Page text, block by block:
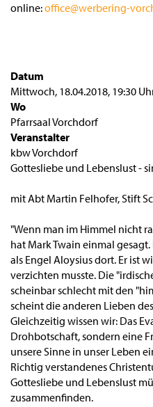
online:office@werbering-
Datum
Mittwoch, 18.04.2018, 19:30
Wo
Pfarrsaal Vorchdorf
Veranstalter
kbw Vorchdorf
Gottesliebe und Lebenslust -
mit Abt Martin Felhofer, Stift
"Wenn man im Himmel nicht
hat Mark Twain einmal
als Engel Aloysius dort. Er ist
verzichten musste. Die
scheinbar schlecht mit den
scheint die anderen Lieben
Gleichzeitig wissen wir: Das
Drohbotschaft, sondern eine
unsere Sinne in unser Leben
Richtig verstandenes
Gottesliebe und Lebenslust
zusammenfinden.